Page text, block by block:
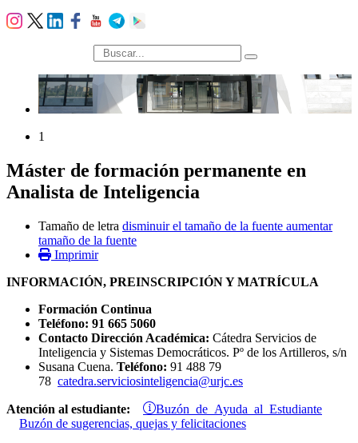
búsqueda
1
Máster de formación permanente en
Analista de Inteligencia
Tamaño de letra disminuir el tamaño de la fuente aumentar
tamaño de la fuente
Imprimir
INFORMACIÓN, PREINSCRIPCIÓN Y MATRÍCULA
Formación Continua
Teléfono: 91 665 5060
Contacto Dirección Académica: Cátedra Servicios de
Inteligencia y Sistemas Democráticos. Pº de los Artilleros, s/n
Susana Cuena. Teléfono: 91 488 79
78 catedra.serviciosinteligencia@urjc.es
Atención al estudiante: Buzón de Ayuda al Estudiante
Buzón de sugerencias, quejas y felicitaciones